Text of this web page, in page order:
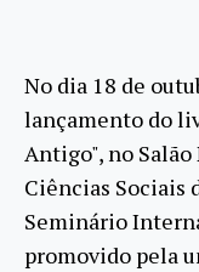
No dia 18 de
lançamento do
Antigo", no
Ciências Sociais
Seminário
promovido pela